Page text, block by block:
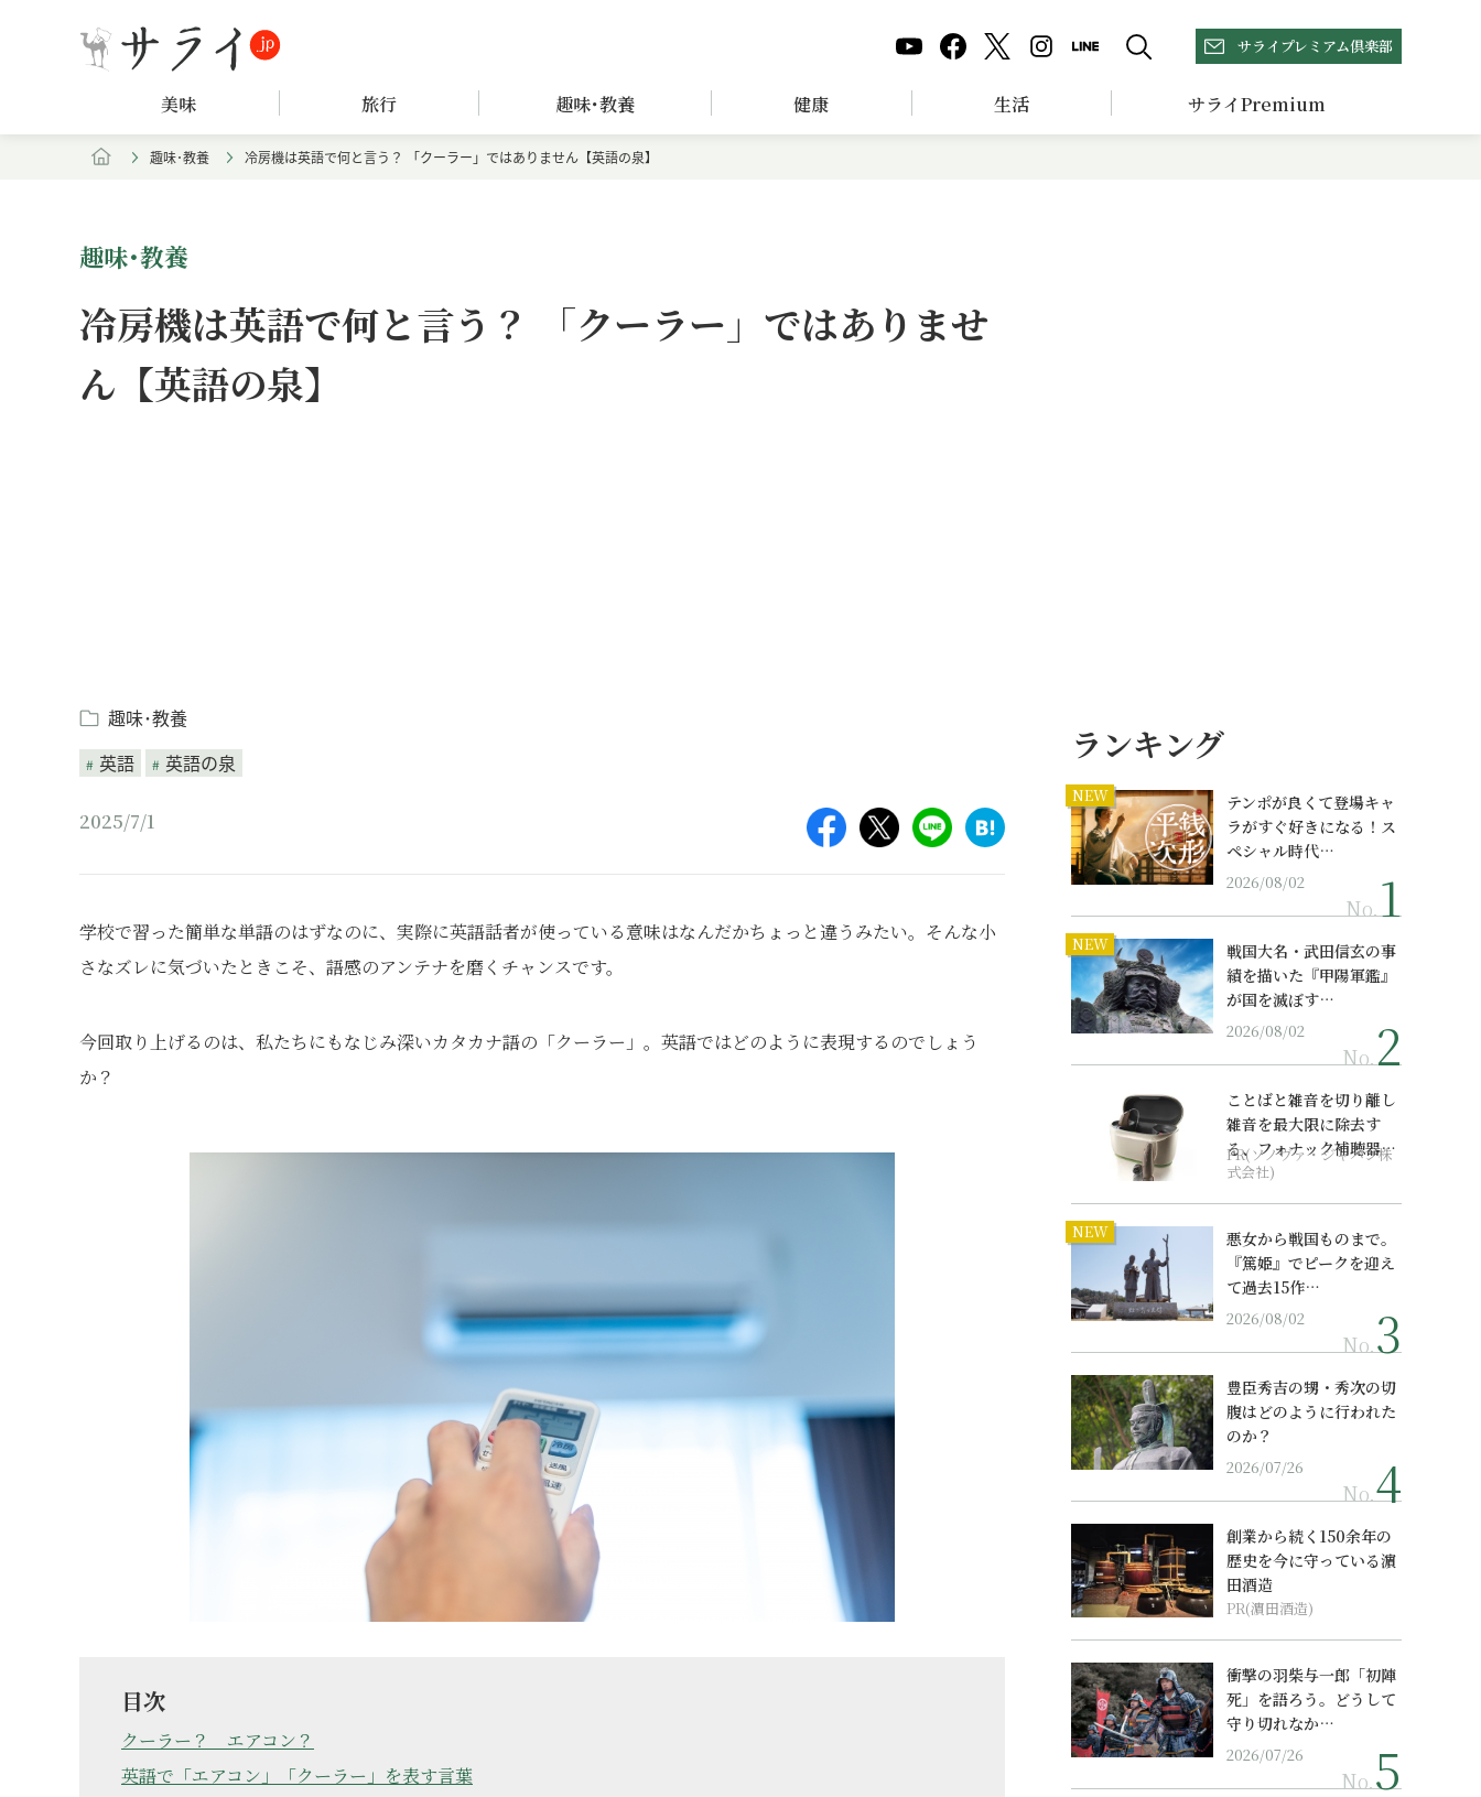
サライプレミアム倶楽部
美味 旅行 趣味･教養 健康 生活 サライPremium
趣味･教養 冷房機は英語で何と言う？ 「クーラー」ではありません【英語の泉】
趣味･教養
冷房機は英語で何と言う？ 「クーラー」ではありませ
ん【英語の泉】
趣味･教養
英語
英語の泉
2025/7/1
学校で習った簡単な単語のはずなのに、実際に英語話者が使っている意味はなんだかちょっと違うみたい。そんな小
さなズレに気づいたときこそ、語感のアンテナを磨くチャンスです。
今回取り上げるのは、私たちにもなじみ深いカタカナ語の「クーラー」。英語ではどのように表現するのでしょう
か？
目次
クーラー？ エアコン？
英語で「エアコン」「クーラー」を表す言葉
ランキング
NEW
テンポが良くて登場キャ
ラがすぐ好きになる！ス
ペシャル時代…
2026/08/02
No.
NEW
戦国大名・武田信玄の事
績を描いた『甲陽軍鑑』
が国を滅ぼす…
2026/08/02
No.
ことばと雑音を切り離し
雑音を最大限に除去す
る、フォナック補聴器の
最上位モデル
PR(ソノヴァ・ジャパン株
式会社)
NEW
悪女から戦国ものまで。
『篤姫』でピークを迎え
て過去15作…
2026/08/02
No.
豊臣秀吉の甥・秀次の切
腹はどのように行われた
のか？
2026/07/26
No.
創業から続く150余年の
歴史を今に守っている濵
田酒造
PR(濵田酒造)
衝撃の羽柴与一郎「初陣
死」を語ろう。どうして
守り切れなか…
2026/07/26
No.